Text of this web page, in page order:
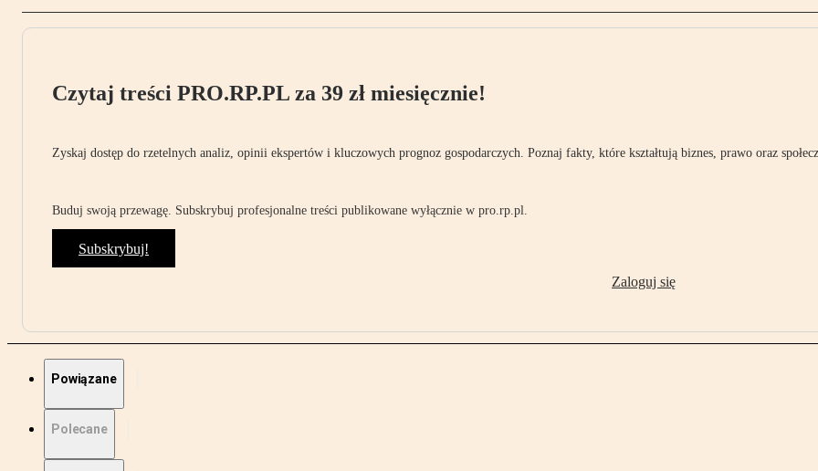
Czytaj treści PRO.RP.PL za 39 zł miesięcznie!
Zyskaj dostęp do rzetelnych analiz, opinii ekspertów i kluczowych prognoz gospodarczych. Poznaj fakty, które kształtują biznes, prawo oraz
Buduj swoją przewagę. Subskrybuj profesjonalne treści publikowane wyłącznie w pro.rp.pl.
Subskrybuj!
Zaloguj się
Powiązane
Polecane